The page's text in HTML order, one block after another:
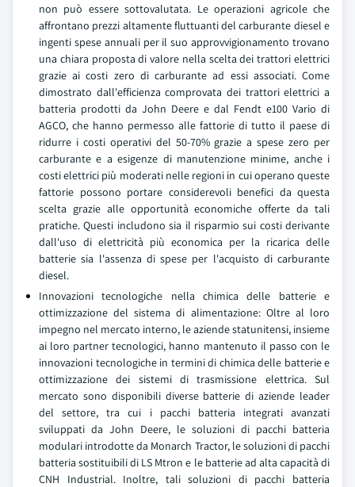
non può essere sottovalutata. Le operazioni agricole che
affrontano prezzi altamente fluttuanti del carburante diesel e
ingenti spese annuali per il suo approvvigionamento trovano
una chiara proposta di valore nella scelta dei trattori elettrici
grazie ai costi zero di carburante ad essi associati. Come
dimostrato dall'efficienza comprovata dei trattori elettrici a
batteria prodotti da John Deere e dal Fendt e100 Vario di
AGCO, che hanno permesso alle fattorie di tutto il paese di
ridurre i costi operativi del 50-70% grazie a spese zero per
carburante e a esigenze di manutenzione minime, anche i
costi elettrici più moderati nelle regioni in cui operano queste
fattorie possono portare considerevoli benefici da questa
scelta grazie alle opportunità economiche offerte da tali
pratiche. Questi includono sia il risparmio sui costi derivante
dall'uso di elettricità più economica per la ricarica delle
batterie sia l'assenza di spese per l'acquisto di carburante
diesel.
Innovazioni tecnologiche nella chimica delle batterie e
ottimizzazione del sistema di alimentazione: Oltre al loro
impegno nel mercato interno, le aziende statunitensi, insieme
ai loro partner tecnologici, hanno mantenuto il passo con le
innovazioni tecnologiche in termini di chimica delle batterie e
ottimizzazione dei sistemi di trasmissione elettrica. Sul
mercato sono disponibili diverse batterie di aziende leader
del settore, tra cui i pacchi batteria integrati avanzati
sviluppati da John Deere, le soluzioni di pacchi batteria
modulari introdotte da Monarch Tractor, le soluzioni di pacchi
batteria sostituibili di LS Mtron e le batterie ad alta capacità di
CNH Industrial. Inoltre, tali soluzioni di pacchi batteria